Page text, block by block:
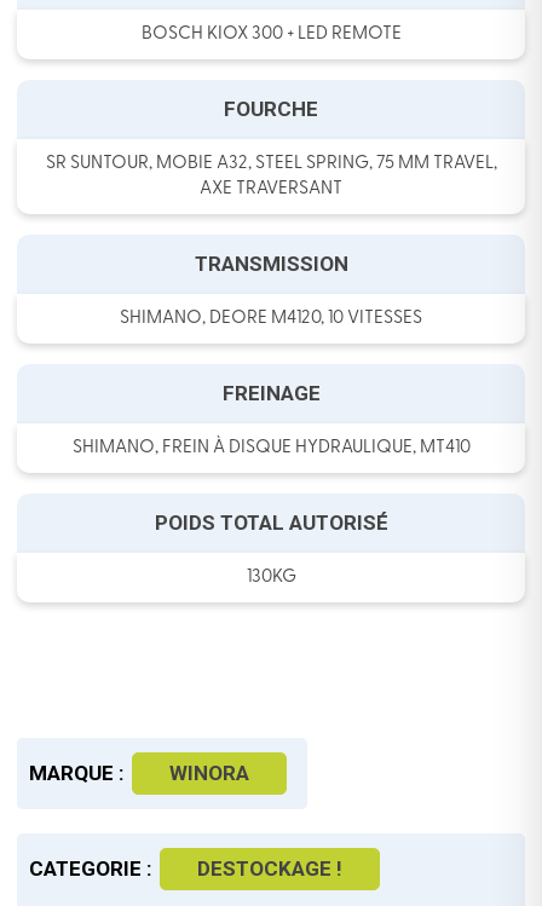
BOSCH KIOX 300 + LED REMOTE
FOURCHE
SR SUNTOUR, MOBIE A32, STEEL SPRING, 75 MM TRAVEL,
AXE TRAVERSANT
TRANSMISSION
SHIMANO, DEORE M4120, 10 VITESSES
FREINAGE
SHIMANO, FREIN À DISQUE HYDRAULIQUE, MT410
POIDS TOTAL AUTORISÉ
130KG
MARQUE : WINORA
CATEGORIE : DESTOCKAGE !